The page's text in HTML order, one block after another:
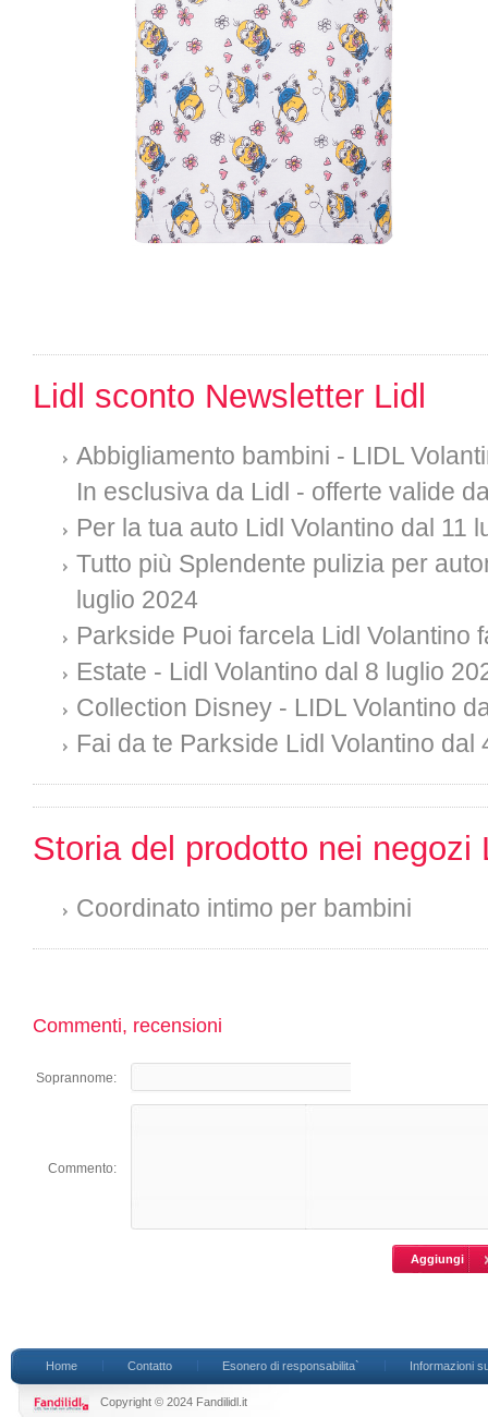
Lidl sconto Newsletter Lidl
Abbigliamento bambini - LIDL
In esclusiva da Lidl - offerte valide
Per la tua auto Lidl Volantino dal 11
Tutto più Splendente pulizia per
luglio 2024
Parkside Puoi farcela Lidl Volantino
Estate - Lidl Volantino dal 8 luglio
Collection Disney - LIDL Volantino
Fai da te Parkside Lidl Volantino dal
Storia del prodotto nei negozi
Coordinato intimo per bambini
Commenti, recensioni
Soprannome:
Commento:
Home Contatto Esonero di responsabilita` Informazioni
Copyright © 2024 Fandilidl.it